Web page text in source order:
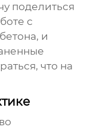
поделиться
с
и
что на